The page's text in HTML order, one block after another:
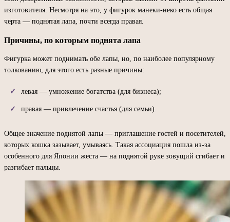
изготовителя. Несмотря на это, у фигурок манеки-неко есть общая
черта — поднятая лапа, почти всегда правая.
Причины, по которым поднята лапа
Фигурка может поднимать обе лапы, но, по наиболее популярному
толкованию, для этого есть разные причины:
левая — умножение богатства (для бизнеса);
правая — привлечение счастья (для семьи).
Общее значение поднятой лапы — приглашение гостей и посетителей,
которых кошка зазывает, умываясь. Такая ассоциация пошла из-за
особенного для Японии жеста — на поднятой руке зовущий сгибает и
разгибает пальцы.